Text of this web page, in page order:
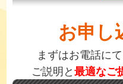
お申し
まずはお電話に
ご説明と最適なご